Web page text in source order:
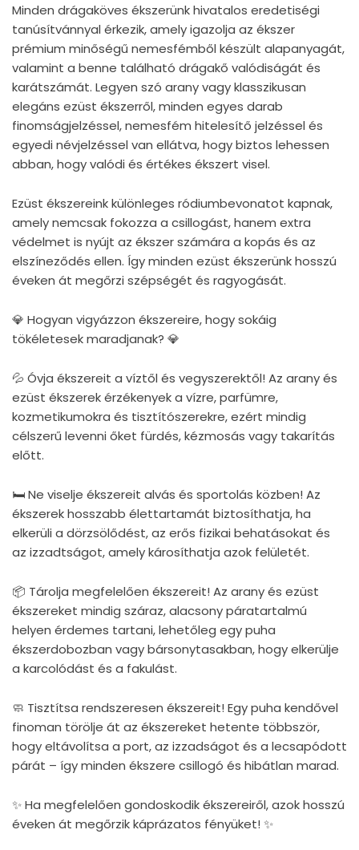
Minden drágaköves ékszerünk hivatalos eredetiségi
tanúsítvánnyal érkezik, amely igazolja az ékszer
prémium minőségű nemesfémből készült alapanyagát,
valamint a benne található drágakő valódiságát és
karátszámát. Legyen szó arany vagy klasszikusan
elegáns ezüst ékszerről, minden egyes darab
finomságjelzéssel, nemesfém hitelesítő jelzéssel és
egyedi névjelzéssel van ellátva, hogy biztos lehessen
abban, hogy valódi és értékes ékszert visel.
Ezüst ékszereink különleges ródiumbevonatot kapnak,
amely nemcsak fokozza a csillogást, hanem extra
védelmet is nyújt az ékszer számára a kopás és az
elszíneződés ellen. Így minden ezüst ékszerünk hosszú
éveken át megőrzi szépségét és ragyogását.
💎 Hogyan vigyázzon ékszereire, hogy sokáig
tökéletesek maradjanak? 💎
💦 Óvja ékszereit a víztől és vegyszerektől! Az arany és
ezüst ékszerek érzékenyek a vízre, parfümre,
kozmetikumokra és tisztítószerekre, ezért mindig
célszerű levenni őket fürdés, kézmosás vagy takarítás
előtt.
🛏 Ne viselje ékszereit alvás és sportolás közben! Az
ékszerek hosszabb élettartamát biztosíthatja, ha
elkerüli a dörzsölődést, az erős fizikai behatásokat és
az izzadtságot, amely károsíthatja azok felületét.
📦 Tárolja megfelelően ékszereit! Az arany és ezüst
ékszereket mindig száraz, alacsony páratartalmú
helyen érdemes tartani, lehetőleg egy puha
ékszerdobozban vagy bársonytasakban, hogy elkerülje
a karcolódást és a fakulást.
🧼 Tisztítsa rendszeresen ékszereit! Egy puha kendővel
finoman törölje át az ékszereket hetente többször,
hogy eltávolítsa a port, az izzadságot és a lecsapódott
párát – így minden ékszere csillogó és hibátlan marad.
✨ Ha megfelelően gondoskodik ékszereiről, azok hosszú
éveken át megőrzik káprázatos fényüket! ✨